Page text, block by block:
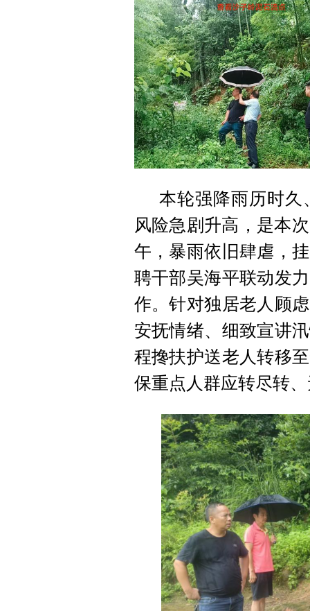
本轮强降雨历时久
风险急剧升高，是本
午，暴雨依旧肆虐，
聘干部吴海平联动发
作。针对独居老人顾
安抚情绪、细致宣讲
程搀扶护送老人转移
保重点人群应转尽转